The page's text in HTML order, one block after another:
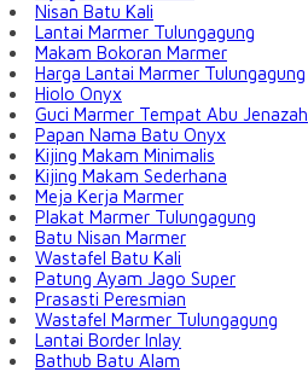
Nisan Batu Kali
Lantai Marmer Tulungagung
Makam Bokoran Marmer
Harga Lantai Marmer Tulungagung
Hiolo Onyx
Guci Marmer Tempat Abu Jenazah
Papan Nama Batu Onyx
Kijing Makam Minimalis
Kijing Makam Sederhana
Meja Kerja Marmer
Plakat Marmer Tulungagung
Batu Nisan Marmer
Wastafel Batu Kali
Patung Ayam Jago Super
Prasasti Peresmian
Wastafel Marmer Tulungagung
Lantai Border Inlay
Bathub Batu Alam